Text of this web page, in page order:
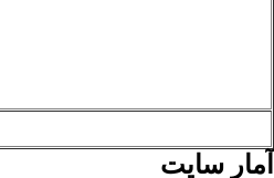
آمار سایت